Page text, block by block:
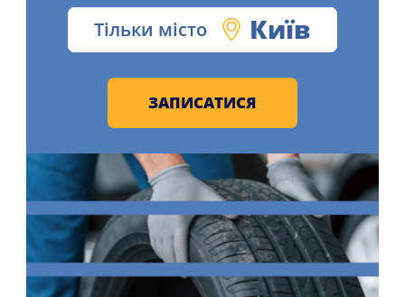
Тільки місто Київ
ЗАПИСАТИСЯ